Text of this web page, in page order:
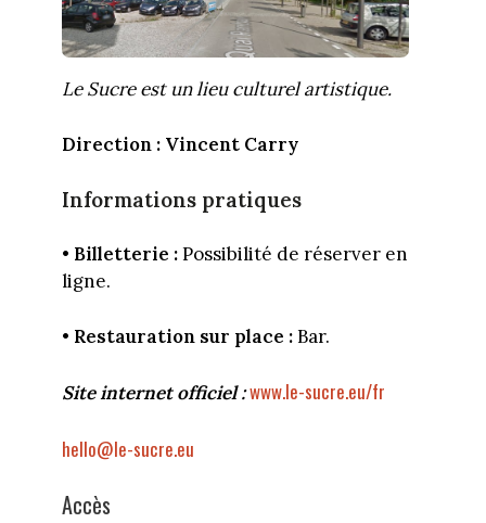
Le Sucre est un lieu culturel artistique.
Direction : Vincent Carry
Informations pratiques
• Billetterie :Possibilité de réserver en
ligne.
• Restauration sur place :Bar.
Site internet officiel :www.le-sucre.eu/fr
hello@le-sucre.eu
Accès